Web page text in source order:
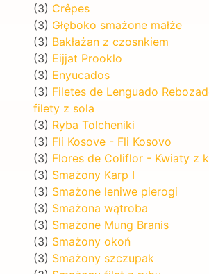
(3) Crêpes
(3) Głęboko smażone małże
(3) Bakłażan z czosnkiem
(3) Eijjat Prooklo
(3) Enyucados
(3) Filetes de Lenguado
filety z sola
(3) Ryba Tolcheniki
(3) Fli Kosove - Fli Kosovo
(3) Flores de Coliflor - Kwiaty z
(3) Smażony Karp I
(3) Smażone leniwe pierogi
(3) Smażona wątroba
(3) Smażone Mung Branis
(3) Smażony okoń
(3) Smażony szczupak